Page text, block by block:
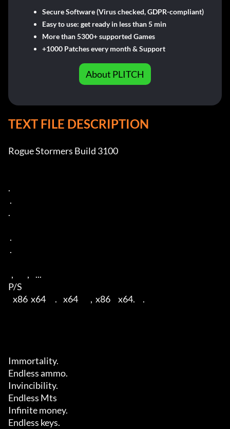
Secure Software (Virus checked, GDPR-compliant)
Easy to use: get ready in less than 5 min
More than 5300+ supported Games
+1000 Patches every month & Support
About PLITCH
TEXT FILE DESCRIPTION
Rogue Stormers Build 3100
.
.
P/S
Immortality.
Endless ammo.
Invincibility.
Endless Mts
Infinite money.
Endless keys.